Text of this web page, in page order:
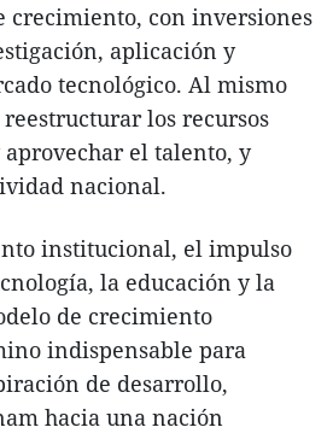
crecimiento, con inversiones
aplicación y
tecnológico. Al mismo
los recursos
el talento, y
nacional.
institucional, el impulso
la educación y la
de crecimiento
indispensable para
de desarrollo,
hacia una nación